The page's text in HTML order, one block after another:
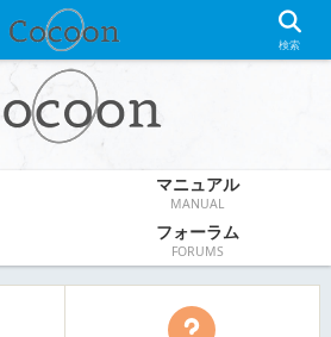
WordPress無料テーマ
マニュアル
MANUAL
フォーラム
FORUMS
検索